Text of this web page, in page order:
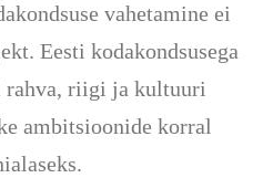
vahetamine ei
Eesti kodakondsusega
rahva, riigi ja kultuuri
ambitsioonide korral